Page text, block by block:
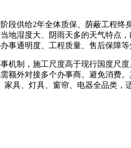
供给2年全体质保、荫蔽工程终
地湿度大、阴雨天多的天气特点
事通明度、工程质量、售后保障等
制，施工尺度高于现行国度尺
额外对接多个办事商。避免消费
具、灯具、窗帘、电器全品类，